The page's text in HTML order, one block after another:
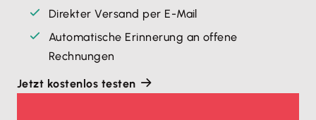
Direkter Versand per E-Mail
Automatische Erinnerung an offene
Rechnungen
Jetzt kostenlos testen